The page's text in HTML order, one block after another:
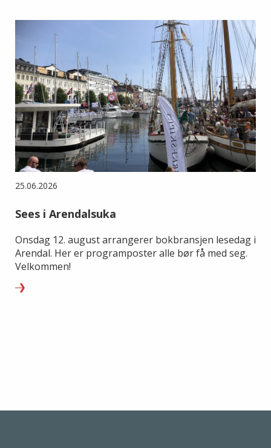
25.06.2026
Sees i Arendalsuka
Onsdag 12. august arrangerer bokbransjen lesedag i
Arendal. Her er programposter alle bør få med seg.
Velkommen!